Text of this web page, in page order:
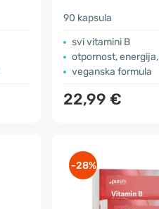
90 kapsula
svi vitamini B
otpornost,
veganska formula
22,99 €
-28%